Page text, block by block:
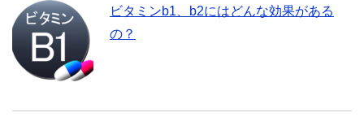
ビタミンb1、b2にはどんな効果がある
の？